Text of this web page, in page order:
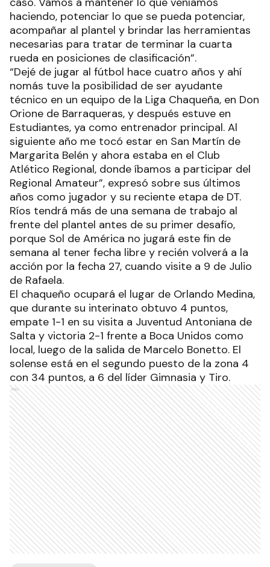
haciendo, potenciar lo que se pueda potenciar,
acompañar al plantel y brindar las herramientas
necesarias para tratar de terminar la cuarta
rueda en posiciones de clasificación”.
“Dejé de jugar al fútbol hace cuatro años y ahí
nomás tuve la posibilidad de ser ayudante
técnico en un equipo de la Liga Chaqueña, en Don
Orione de Barraqueras, y después estuve en
Estudiantes, ya como entrenador principal. Al
siguiente año me tocó estar en San Martín de
Margarita Belén y ahora estaba en el Club
Atlético Regional, donde íbamos a participar del
Regional Amateur”, expresó sobre sus últimos
años como jugador y su reciente etapa de DT.
Ríos tendrá más de una semana de trabajo al
frente del plantel antes de su primer desafío,
porque Sol de América no jugará este fin de
semana al tener fecha libre y recién volverá a la
acción por la fecha 27, cuando visite a 9 de Julio
de Rafaela.
El chaqueño ocupará el lugar de Orlando Medina,
que durante su interinato obtuvo 4 puntos,
empate 1-1 en su visita a Juventud Antoniana de
Salta y victoria 2-1 frente a Boca Unidos como
local, luego de la salida de Marcelo Bonetto. El
solense está en el segundo puesto de la zona 4
con 34 puntos, a 6 del líder Gimnasia y Tiro.
Ads